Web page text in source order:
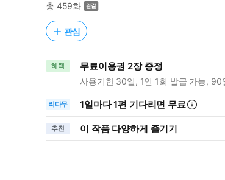
총 459화
관심
혜택 무료이용권 2장 증정
사용기한 30일, 1인 1회 발급 가능, 90
리다무 1일마다1편 기다리면 무료
추천 이 작품 다양하게 즐기기